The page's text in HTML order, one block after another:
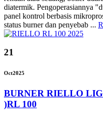
diatermik. Pengoperasiannya
panel kontrol berbasis
status burner dan penyebab ...
21
Oct2025
BURNER RIELLO
)RL 100